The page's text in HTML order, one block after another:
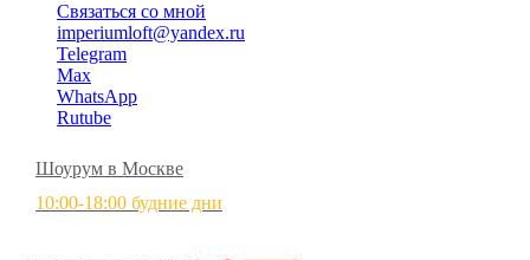
Связаться со мной
imperiumloft@yandex.ru
Telegram
Max
WhatsApp
Rutube
Шоурум в Москве
10:00-18:00 будние дни